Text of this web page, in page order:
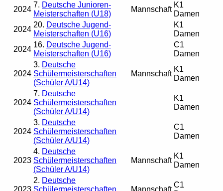
2024
7. Deutsche Junioren-
Meisterschaften (U18)
Mannschaft
K1
Damen
2024
20. Deutsche Jugend-
Meisterschaften (U16)
K1
Damen
2024
16. Deutsche Jugend-
Meisterschaften (U16)
C1
Damen
2024
3. Deutsche
Schülermeisterschaften
(Schüler A/U14)
Mannschaft
K1
Damen
2024
7. Deutsche
Schülermeisterschaften
(Schüler A/U14)
K1
Damen
2024
3. Deutsche
Schülermeisterschaften
(Schüler A/U14)
C1
Damen
2023
4. Deutsche
Schülermeisterschaften
(Schüler A/U14)
Mannschaft
K1
Damen
2023
2. Deutsche
Schülermeisterschaften
Mannschaft
C1